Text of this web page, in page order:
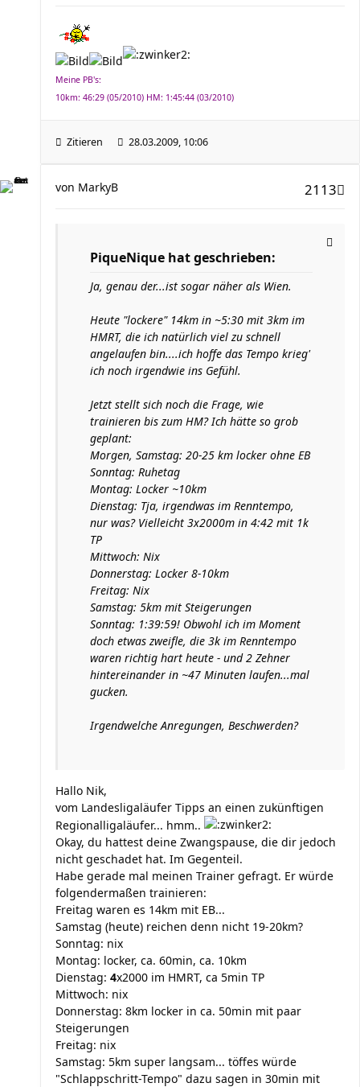
Meine PB's:
10km: 46:29 (05/2010) HM: 1:45:44 (03/2010)
Zitieren 28.03.2009, 10:06
2113
von MarkyB
PiqueNique hat geschrieben:
Ja, genau der...ist sogar näher als Wien.
Heute "lockere" 14km in ~5:30 mit 3km im
HMRT, die ich natürlich viel zu schnell
angelaufen bin....ich hoffe das Tempo krieg'
ich noch irgendwie ins Gefühl.
Jetzt stellt sich noch die Frage, wie
trainieren bis zum HM? Ich hätte so grob
geplant:
Morgen, Samstag: 20-25 km locker ohne EB
Sonntag: Ruhetag
Montag: Locker ~10km
Dienstag: Tja, irgendwas im Renntempo,
nur was? Vielleicht 3x2000m in 4:42 mit 1k
TP
Mittwoch: Nix
Donnerstag: Locker 8-10km
Freitag: Nix
Samstag: 5km mit Steigerungen
Sonntag: 1:39:59! Obwohl ich im Moment
doch etwas zweifle, die 3k im Renntempo
waren richtig hart heute - und 2 Zehner
hintereinander in ~47 Minuten laufen...mal
gucken.
Irgendwelche Anregungen, Beschwerden?
Hallo Nik,
vom Landesligaläufer Tipps an einen zukünftigen
Regionalligaläufer... hmm..
Okay, du hattest deine Zwangspause, die dir jedoch
nicht geschadet hat. Im Gegenteil.
Habe gerade mal meinen Trainer gefragt. Er würde
folgendermaßen trainieren:
Freitag waren es 14km mit EB...
Samstag (heute) reichen denn nicht 19-20km?
Sonntag: nix
Montag: locker, ca. 60min, ca. 10km
Dienstag: 4x2000 im HMRT, ca 5min TP
Mittwoch: nix
Donnerstag: 8km locker in ca. 50min mit paar
Steigerungen
Freitag: nix
Samstag: 5km super langsam... töffes würde
"Schlappschritt-Tempo" dazu sagen in 30min mit